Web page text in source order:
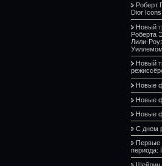
Роберт
Dior
Новый
Роберта
Лили-
Новый
Новые
Новые
Новые
С днем
Первые
периода: